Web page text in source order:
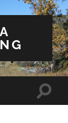
Veksle